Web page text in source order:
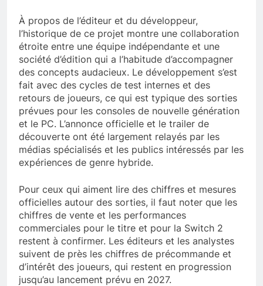
À propos de l’éditeur et du développeur,
l’historique de ce projet montre une collaboration
étroite entre une équipe indépendante et une
société d’édition qui a l’habitude d’accompagner
des concepts audacieux. Le développement s’est
fait avec des cycles de test internes et des
retours de joueurs, ce qui est typique des sorties
prévues pour les consoles de nouvelle génération
et le PC. L’annonce officielle et le trailer de
découverte ont été largement relayés par les
médias spécialisés et les publics intéressés par les
expériences de genre hybride.
Pour ceux qui aiment lire des chiffres et mesures
officielles autour des sorties, il faut noter que les
chiffres de vente et les performances
commerciales pour le titre et pour la Switch 2
restent à confirmer. Les éditeurs et les analystes
suivent de près les chiffres de précommande et
d’intérêt des joueurs, qui restent en progression
jusqu’au lancement prévu en 2027.